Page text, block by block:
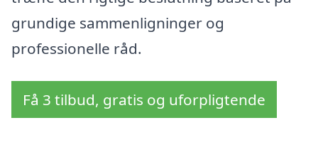
grundige sammenligninger og
professionelle råd.
Få 3 tilbud, gratis og uforpligtende